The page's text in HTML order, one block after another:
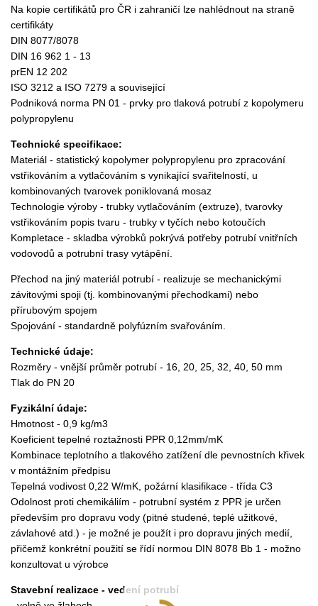
Na kopie certifikátů pro ČR i zahraničí lze nahlédnout na straně
certifikáty
DIN 8077/8078
DIN 16 962 1 - 13
prEN 12 202
ISO 3212 a ISO 7279 a související
Podniková norma PN 01 - prvky pro tlaková potrubí z kopolymeru
polypropylenu
Technické specifikace:
Materiál - statistický kopolymer polypropylenu pro zpracování
vstřikováním a vytlačováním s vynikající svařitelností, u
kombinovaných tvarovek poniklovaná mosaz
Technologie výroby - trubky vytlačováním (extruze), tvarovky
vstřikováním popis tvaru - trubky v tyčích nebo kotoučích
Kompletace - skladba výrobků pokrývá potřeby potrubí vnitřních
vodovodů a potrubní trasy vytápění.
Přechod na jiný materiál potrubí - realizuje se mechanickými
závitovými spoji (tj. kombinovanými přechodkami) nebo
přírubovým spojem
Spojování - standardně polyfúzním svařováním.
Technické údaje:
Rozměry - vnější průměr potrubí - 16, 20, 25, 32, 40, 50 mm
Tlak do PN 20
Fyzikální údaje:
Hmotnost - 0,9 kg/m3
Koeficient tepelné roztažnosti PPR 0,12mm/mK
Kombinace teplotního a tlakového zatížení dle pevnostních křivek
v montážním předpisu
Tepelná vodivost 0,22 W/mK, požární klasifikace - třída C3
Odolnost proti chemikáliím - potrubní systém z PPR je určen
především pro dopravu vody (pitné studené, teplé užitkové,
závlahové atd.) - je možné je použít i pro dopravu jiných medií,
přičemž konkrétní použití se řídí normou DIN 8078 Bb 1 - možno
konzultovat u výrobce
Stavební realizace - vedení potrubí